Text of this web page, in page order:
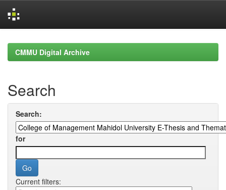
navigationCMMU Digital Archive
Search
Search:
for
Current filters: